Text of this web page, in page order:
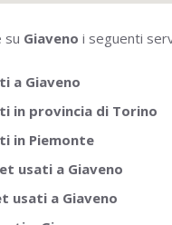
su Giaveno i seguenti
a Giaveno
in provincia di Torino
in Piemonte
usati a Giaveno
usati a Giaveno